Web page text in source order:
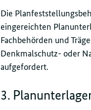
Die
eingereichten
Fachbehörden und
Denkmalschutz- oder
aufgefordert.
3.